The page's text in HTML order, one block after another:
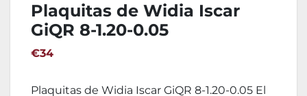
Plaquitas de Widia Iscar
GiQR 8-1.20-0.05
€34
Plaquitas de Widia Iscar GiQR 8-1.20-0.05 El